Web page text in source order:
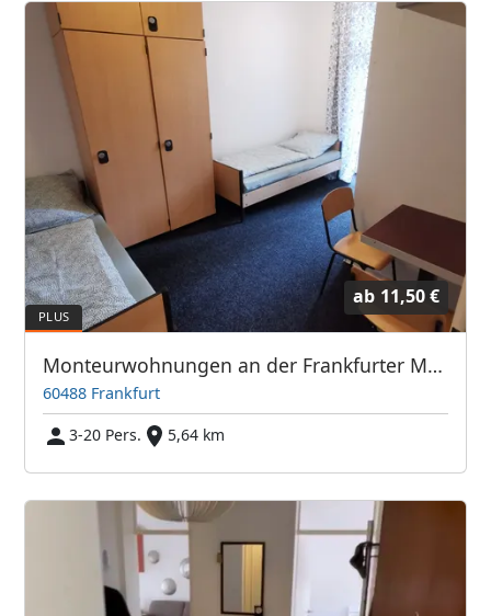
ab 11,50 €
Monteurwohnungen an der Frankfurter Messe / Hauptbahnhof
60488 Frankfurt
3-20 Pers.
5,64 km